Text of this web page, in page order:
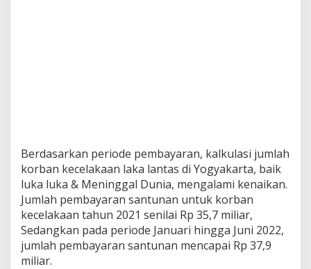
Berdasarkan periode pembayaran, kalkulasi jumlah
korban kecelakaan laka lantas di Yogyakarta, baik
luka luka & Meninggal Dunia, mengalami kenaikan.
Jumlah pembayaran santunan untuk korban
kecelakaan tahun 2021 senilai Rp 35,7 miliar,
Sedangkan pada periode Januari hingga Juni 2022,
jumlah pembayaran santunan mencapai Rp 37,9
miliar.